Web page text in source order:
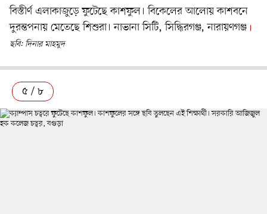
বিস্তীর্ণ এলাকাজুড়ে ফুটেছে কাশফুল। বিকেলের আলোয় কাশবনে
দুরন্তপনায় মেতেছে শিশুরা। নাভানা সিটি, সিদ্ধিরগঞ্জ, নারায়ণগঞ্জ
ছবি: দিনার মাহমুদ
৫ / ৮